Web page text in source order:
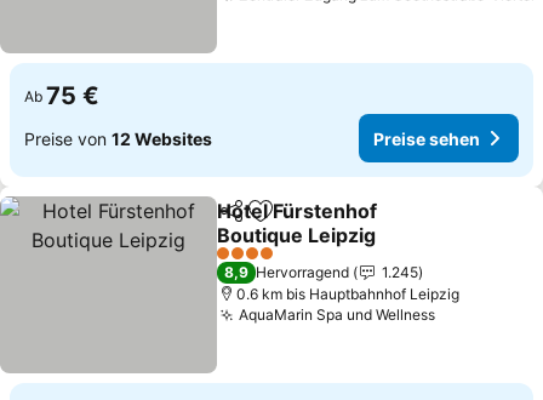
Ab 75 €
Preise von 12 Websites Preise sehen
TeilenZu Favoriten hinzufügen
Hotel Fürstenhof
Boutique Leipzig
Preise sehen
4 Sterne
8,9 Hervorragend
1.245
0.6 km bis Hauptbahnhof Leipzig
AquaMarin Spa und WellnessPreise